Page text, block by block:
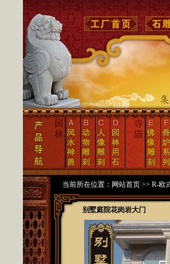
当前所在位置： 网站首页 >> R-欧
别墅庭院花岗岩大门